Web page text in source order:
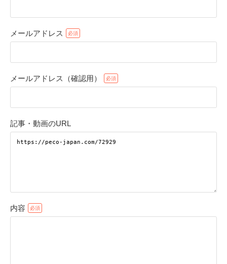
メールアドレス
メールアドレス（確認用）
記事・動画のURL
内容
アプリで開く